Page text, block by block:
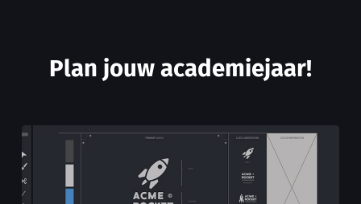
Plan jouw academiejaar!